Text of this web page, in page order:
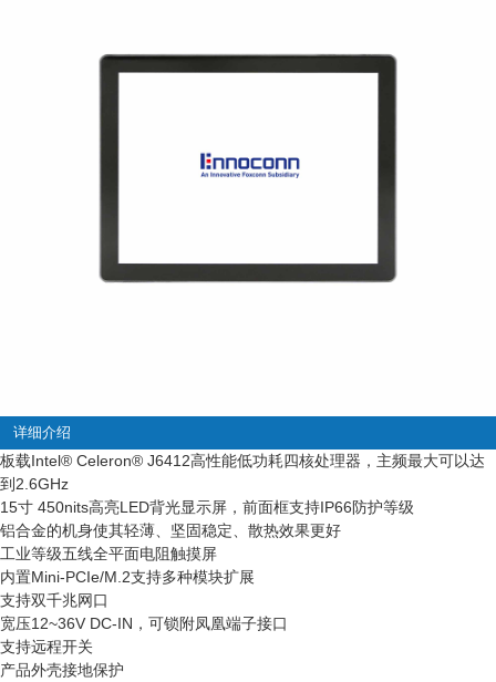
详细介绍
板载Intel® Celeron® J6412高性能低功耗四核处理器，主频最大可以达
到2.6GHz
15寸 450nits高亮LED背光显示屏，前面框支持IP66防护等级
铝合金的机身使其轻薄、坚固稳定、散热效果更好
工业等级五线全平面电阻触摸屏
内置Mini-PCIe/M.2支持多种模块扩展
支持双千兆网口
宽压12~36V DC-IN，可锁附凤凰端子接口
支持远程开关
产品外壳接地保护